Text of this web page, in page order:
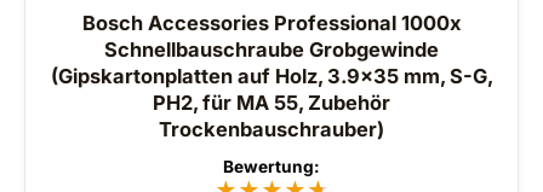
Bosch Accessories Professional 1000x
Schnellbauschraube Grobgewinde
(Gipskartonplatten auf Holz, 3.9x35 mm, S-G,
PH2, für MA 55, Zubehör
Trockenbauschrauber)
Bewertung: